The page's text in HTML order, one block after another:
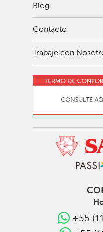
Blog
Contacto
Trabaje con
+55